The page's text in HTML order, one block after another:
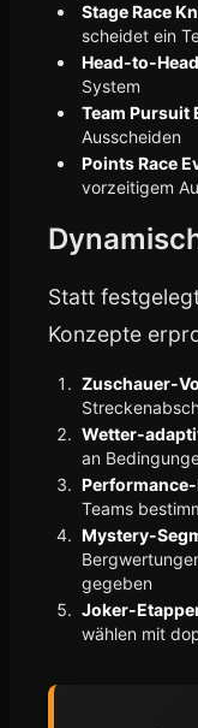
Stage Race
scheidet ein
Head-to-
System
Team Pursuit
Ausscheiden
Points Race
vorzeitigem
Statt
Konzepte
Zuschauer-
Wetter-
an
Teams
Mystery-
gegeben
Joker-
wählen mit